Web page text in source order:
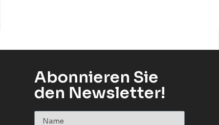
Abonnieren Sie
den Newsletter!